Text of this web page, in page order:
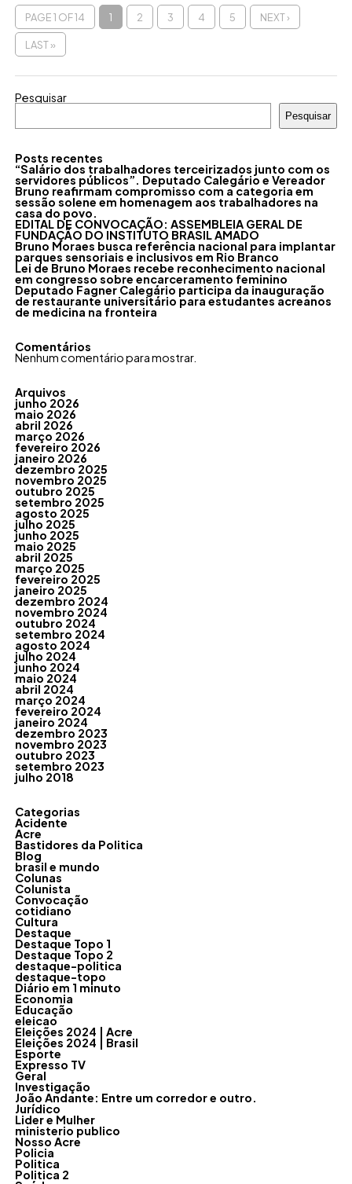
PAGE 1 OF 14 1 2 3 4 5 NEXT ›
LAST »
Pesquisar
Pesquisar
Posts recentes
“Salário dos trabalhadores terceirizados junto com os
servidores públicos”. Deputado Calegário e Vereador
Bruno reafirmam compromisso com a categoria em
sessão solene em homenagem aos trabalhadores na
casa do povo.
EDITAL DE CONVOCAÇÃO: ASSEMBLEIA GERAL DE
FUNDAÇÃO DO INSTITUTO BRASIL AMADO
Bruno Moraes busca referência nacional para implantar
parques sensoriais e inclusivos em Rio Branco
Lei de Bruno Moraes recebe reconhecimento nacional
em congresso sobre encarceramento feminino
Deputado Fagner Calegário participa da inauguração
de restaurante universitário para estudantes acreanos
de medicina na fronteira
Comentários
Nenhum comentário para mostrar.
Arquivos
junho 2026
maio 2026
abril 2026
março 2026
fevereiro 2026
janeiro 2026
dezembro 2025
novembro 2025
outubro 2025
setembro 2025
agosto 2025
julho 2025
junho 2025
maio 2025
abril 2025
março 2025
fevereiro 2025
janeiro 2025
dezembro 2024
novembro 2024
outubro 2024
setembro 2024
agosto 2024
julho 2024
junho 2024
maio 2024
abril 2024
março 2024
fevereiro 2024
janeiro 2024
dezembro 2023
novembro 2023
outubro 2023
setembro 2023
julho 2018
Categorias
Acidente
Acre
Bastidores da Politica
Blog
brasil e mundo
Colunas
Colunista
Convocação
cotidiano
Cultura
Destaque
Destaque Topo 1
Destaque Topo 2
destaque-politica
destaque-topo
Diário em 1 minuto
Economia
Educação
eleicao
Eleições 2024 | Acre
Eleições 2024 | Brasil
Esporte
Expresso TV
Geral
Investigação
João Andante: Entre um corredor e outro.
Jurídico
Lider e Mulher
ministerio publico
Nosso Acre
Policia
Politica
Politica 2